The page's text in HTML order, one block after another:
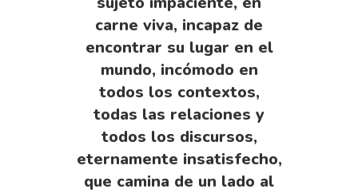
carne viva, incapaz de
encontrar su lugar en el
mundo, incómodo en
todos los contextos,
todas las relaciones y
todos los discursos,
eternamente insatisfecho,
que camina de un lado al